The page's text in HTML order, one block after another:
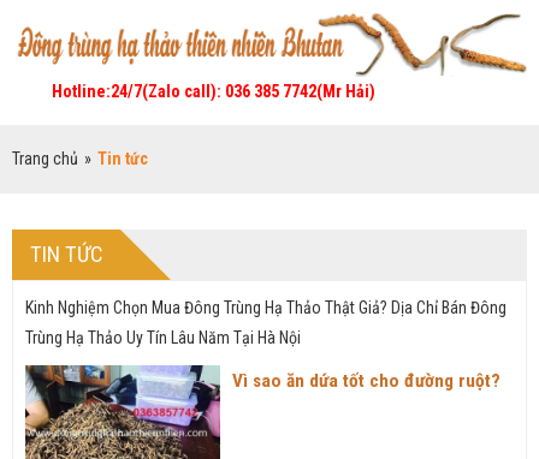
Hotline:24/7(Zalo call): 036 385 7742(Mr Hải)
Trang chủ » Tin tức
TIN TỨC
Kinh Nghiệm Chọn Mua Đông Trùng Hạ Thảo Thật Giả? Dịa Chỉ Bán Đông
Trùng Hạ Thảo Uy Tín Lâu Năm Tại Hà Nội
Vì sao ăn dứa tốt cho đường ruột?